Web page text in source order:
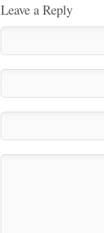
Leave a Reply